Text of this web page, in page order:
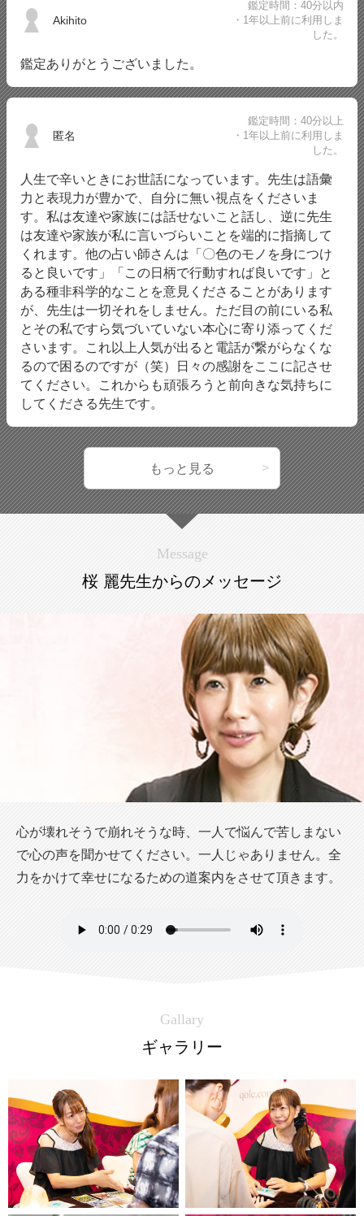
Akihito
鑑定時間：40分以内
・1年以上前に利用しま
した。
鑑定ありがとうございました。
匿名
鑑定時間：40分以上
・1年以上前に利用しま
した。
人生で辛いときにお世話になっています。先生は語彙
力と表現力が豊かで、自分に無い視点をくださいま
す。私は友達や家族には話せないこと話し、逆に先生
は友達や家族が私に言いづらいことを端的に指摘して
くれます。他の占い師さんは「〇色のモノを身につけ
ると良いです」「この日柄で行動すれば良いです」と
ある種非科学的なことを意見くださることがあります
が、先生は一切それをしません。ただ目の前にいる私
とその私ですら気づいていない本心に寄り添ってくだ
さいます。これ以上人気が出ると電話が繋がらなくな
るので困るのですが（笑）日々の感謝をここに記させ
てください。これからも頑張ろうと前向きな気持ちに
してくださる先生です。
もっと見る
Message
桜 麗先生からのメッセージ
心が壊れそうで崩れそうな時、一人で悩んで苦しまない
で心の声を聞かせてください。一人じゃありません。全
力をかけて幸せになるための道案内をさせて頂きます。
Gallary
ギャラリー